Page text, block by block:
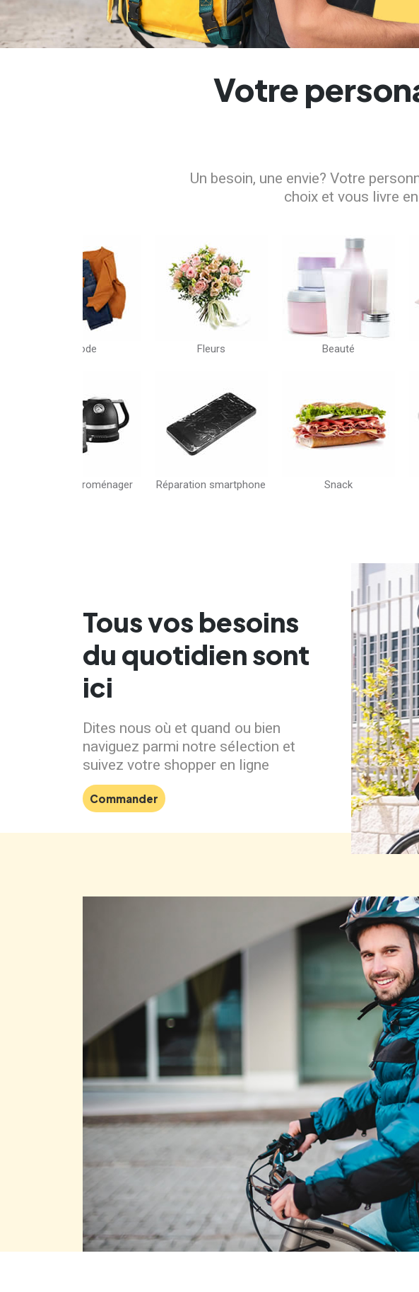
Votre
Un besoin, une envie? Votre
choix et vous livre
Fastfood
Réparation smartphone Snack Chaussures
Tous vos besoins
du quotidien sont
ici
Dites nous où et quand ou bien
naviguez parmi notre sélection et
suivez votre shopper en ligne
Commander